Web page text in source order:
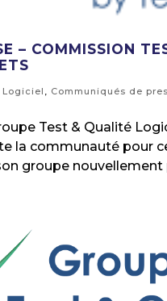
– COMMISSION
Logiciel , Communiqués de
Test & Qualité
la communauté pour
groupe